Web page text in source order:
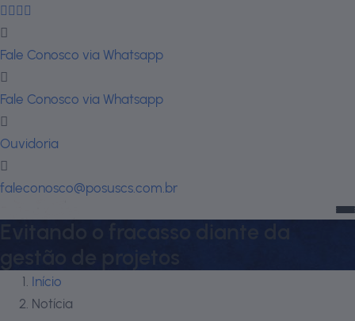
Fale Conosco via Whatsapp
Fale Conosco via Whatsapp
Ouvidoria
faleconosco@posuscs.com.br
Início
Notícia